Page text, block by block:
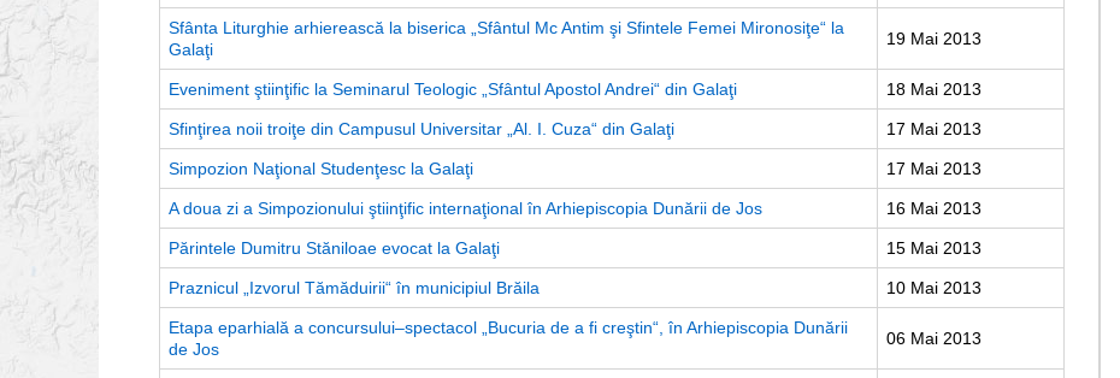
Sfânta Liturghie arhierească la biserica „Sfântul Mc Antim şi Sfintele Femei Mironosiţe“ la
Galaţi
19 Mai 2013
Eveniment ştiinţific la Seminarul Teologic „Sfântul Apostol Andrei“ din Galaţi 18 Mai 2013
Sfinţirea noii troiţe din Campusul Universitar „Al. I. Cuza“ din Galaţi 17 Mai 2013
Simpozion Naţional Studenţesc la Galaţi 17 Mai 2013
A doua zi a Simpozionului ştiinţific internaţional în Arhiepiscopia Dunării de Jos 16 Mai 2013
Părintele Dumitru Stăniloae evocat la Galaţi 15 Mai 2013
Praznicul „Izvorul Tămăduirii“ în municipiul Brăila 10 Mai 2013
Etapa eparhială a concursului–spectacol „Bucuria de a fi creştin“, în Arhiepiscopia Dunării
de Jos
06 Mai 2013